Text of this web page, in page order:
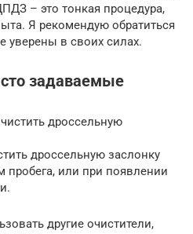
– это тонкая процедура,
Я рекомендую обратиться
уверены в своих силах.
задаваемые
дроссельную
дроссельную заслонку
пробега, или при появлении
другие очистители,